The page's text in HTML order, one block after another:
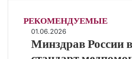
РЕКОМЕНДУЕМЫЕ
М
и
01.06.2026
Минздрав России